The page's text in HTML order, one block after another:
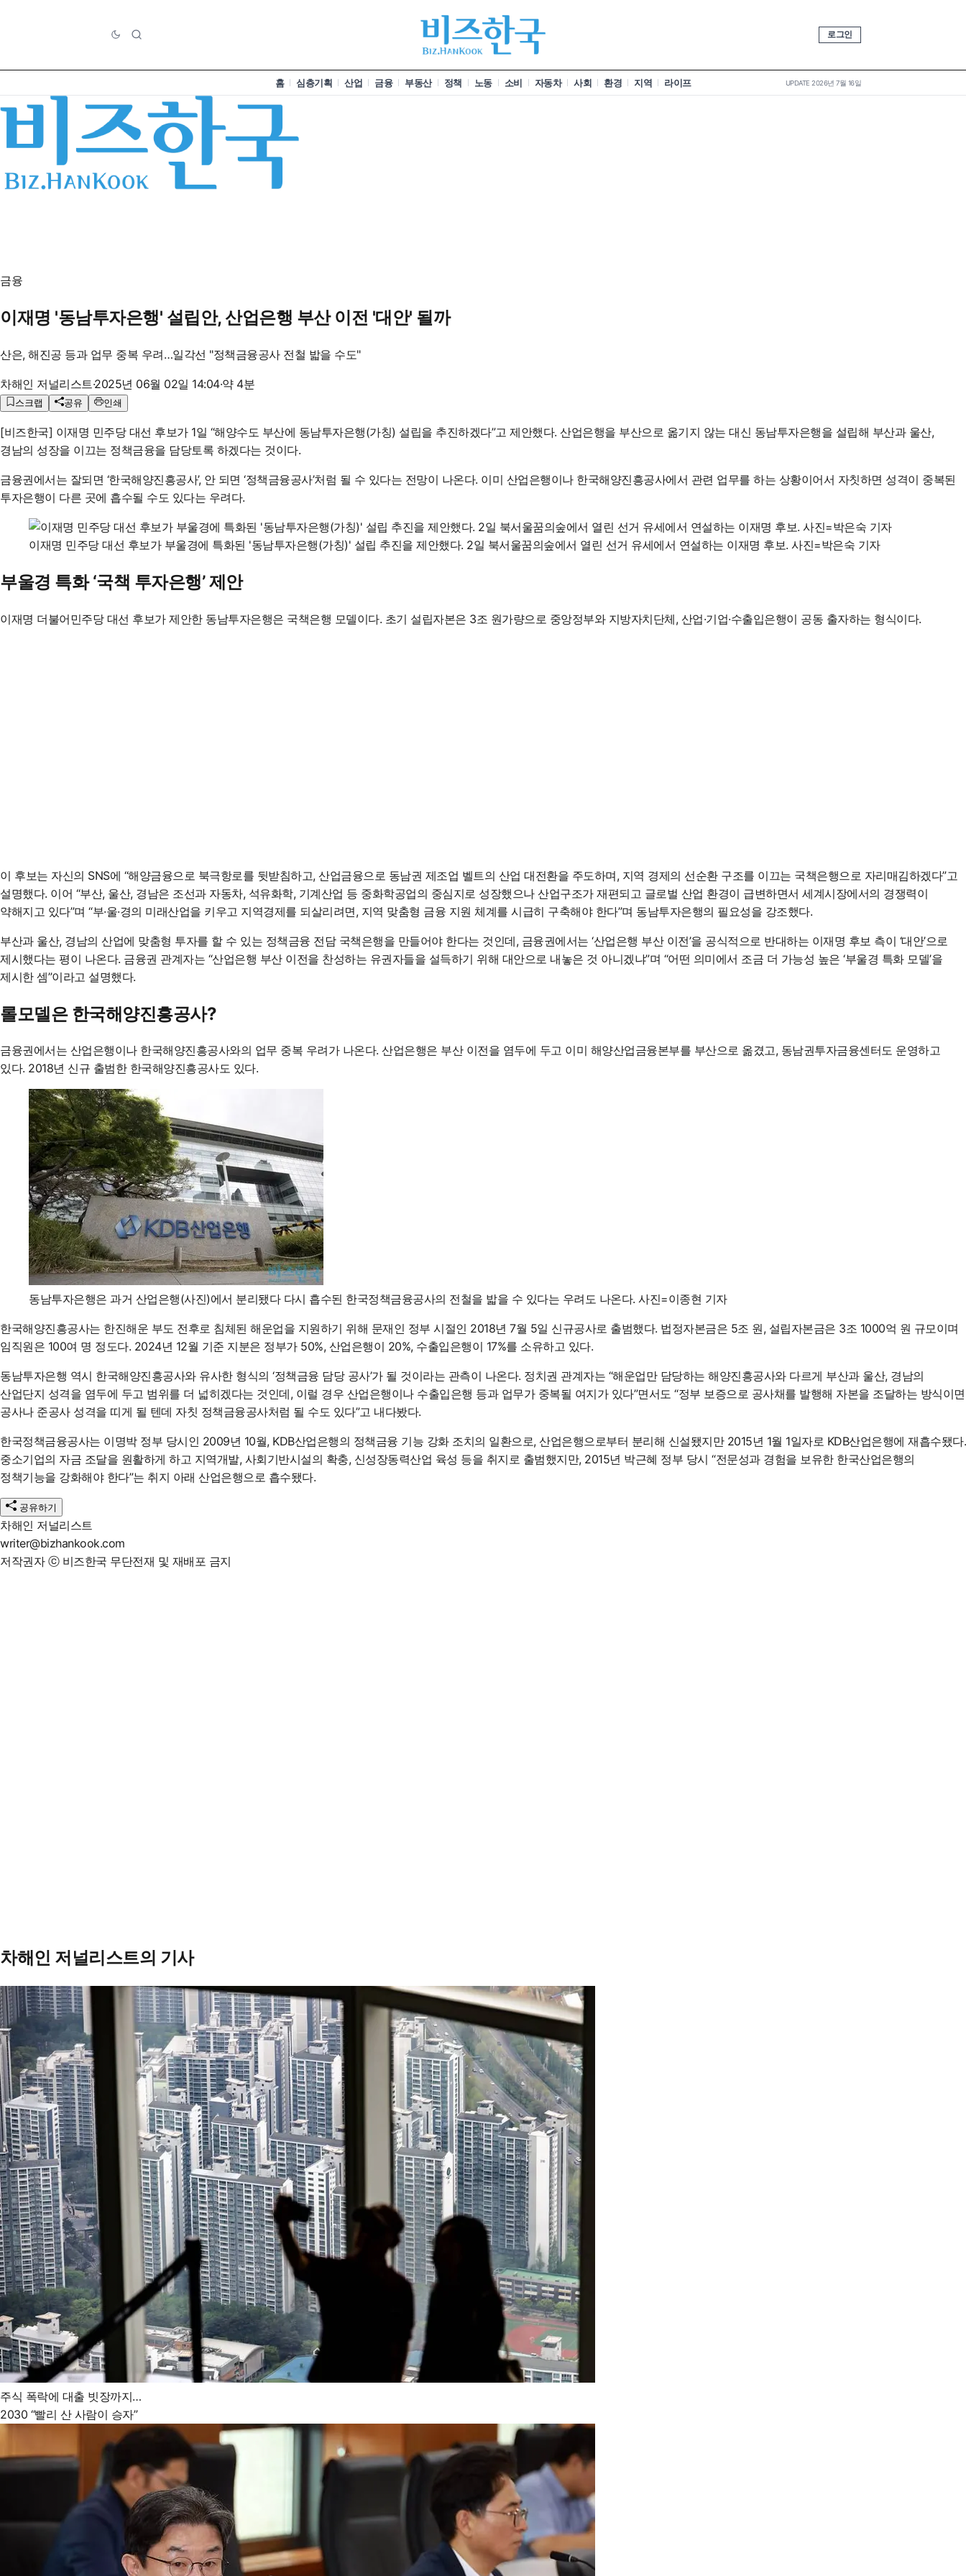
로그인
홈 심층기획 산업 금융 부동산 정책 노동 소비 자동차 사회 환경 지역 라이프 UPDATE 2026년 7월 16일
금융
이재명 '동남투자은행' 설립안, 산업은행 부산 이전 '대안' 될까
산은, 해진공 등과 업무 중복 우려…일각선 "정책금융공사 전철 밟을 수도"
차해인 저널리스트·2025년 06월 02일 14:04·약 4분
스크랩 공유 인쇄
[비즈한국] 이재명 민주당 대선 후보가 1일 “해양수도 부산에 동남투자은행(가칭) 설립을 추진하겠다”고 제안했다. 산업은행을 부산으로 옮기지 않는 대신 동남투자은행을 설립해 부산과 울산,
경남의 성장을 이끄는 정책금융을 담당토록 하겠다는 것이다.
금융권에서는 잘되면 ‘한국해양진흥공사’, 안 되면 ‘정책금융공사’처럼 될 수 있다는 전망이 나온다. 이미 산업은행이나 한국해양진흥공사에서 관련 업무를 하는 상황이어서 자칫하면 성격이 중복된
투자은행이 다른 곳에 흡수될 수도 있다는 우려다.
이재명 민주당 대선 후보가 부울경에 특화된 '동남투자은행(가칭)' 설립 추진을 제안했다. 2일 북서울꿈의숲에서 열린 선거 유세에서 연설하는 이재명 후보. 사진=박은숙 기자
부울경 특화 ‘국책 투자은행’ 제안
이재명 더불어민주당 대선 후보가 제안한 동남투자은행은 국책은행 모델이다. 초기 설립자본은 3조 원가량으로 중앙정부와 지방자치단체, 산업·기업·수출입은행이 공동 출자하는 형식이다.
이 후보는 자신의 SNS에 “해양금융으로 북극항로를 뒷받침하고, 산업금융으로 동남권 제조업 벨트의 산업 대전환을 주도하며, 지역 경제의 선순환 구조를 이끄는 국책은행으로 자리매김하겠다”고
설명했다. 이어 “부산, 울산, 경남은 조선과 자동차, 석유화학, 기계산업 등 중화학공업의 중심지로 성장했으나 산업구조가 재편되고 글로벌 산업 환경이 급변하면서 세계시장에서의 경쟁력이
약해지고 있다”며 “부·울·경의 미래산업을 키우고 지역경제를 되살리려면, 지역 맞춤형 금융 지원 체계를 시급히 구축해야 한다”며 동남투자은행의 필요성을 강조했다.
부산과 울산, 경남의 산업에 맞춤형 투자를 할 수 있는 정책금융 전담 국책은행을 만들어야 한다는 것인데, 금융권에서는 ‘산업은행 부산 이전’을 공식적으로 반대하는 이재명 후보 측이 ‘대안’으로
제시했다는 평이 나온다. 금융권 관계자는 “산업은행 부산 이전을 찬성하는 유권자들을 설득하기 위해 대안으로 내놓은 것 아니겠냐”며 “어떤 의미에서 조금 더 가능성 높은 ‘부울경 특화 모델’을
제시한 셈”이라고 설명했다.
롤모델은 한국해양진흥공사?
금융권에서는 산업은행이나 한국해양진흥공사와의 업무 중복 우려가 나온다. 산업은행은 부산 이전을 염두에 두고 이미 해양산업금융본부를 부산으로 옮겼고, 동남권투자금융센터도 운영하고
있다. 2018년 신규 출범한 한국해양진흥공사도 있다.
동남투자은행은 과거 산업은행(사진)에서 분리됐다 다시 흡수된 한국정책금융공사의 전철을 밟을 수 있다는 우려도 나온다. 사진=이종현 기자
한국해양진흥공사는 한진해운 부도 전후로 침체된 해운업을 지원하기 위해 문재인 정부 시절인 2018년 7월 5일 신규공사로 출범했다. 법정자본금은 5조 원, 설립자본금은 3조 1000억 원 규모이며
임직원은 100여 명 정도다. 2024년 12월 기준 지분은 정부가 50%, 산업은행이 20%, 수출입은행이 17%를 소유하고 있다.
동남투자은행 역시 한국해양진흥공사와 유사한 형식의 ‘정책금융 담당 공사’가 될 것이라는 관측이 나온다. 정치권 관계자는 “해운업만 담당하는 해양진흥공사와 다르게 부산과 울산, 경남의
산업단지 성격을 염두에 두고 범위를 더 넓히겠다는 것인데, 이럴 경우 산업은행이나 수출입은행 등과 업무가 중복될 여지가 있다”면서도 “정부 보증으로 공사채를 발행해 자본을 조달하는 방식이면
공사나 준공사 성격을 띠게 될 텐데 자칫 정책금융공사처럼 될 수도 있다”고 내다봤다.
한국정책금융공사는 이명박 정부 당시인 2009년 10월, KDB산업은행의 정책금융 기능 강화 조치의 일환으로, 산업은행으로부터 분리해 신설됐지만 2015년 1월 1일자로 KDB산업은행에 재흡수됐다.
중소기업의 자금 조달을 원활하게 하고 지역개발, 사회기반시설의 확충, 신성장동력산업 육성 등을 취지로 출범했지만, 2015년 박근혜 정부 당시 “전문성과 경험을 보유한 한국산업은행의
정책기능을 강화해야 한다”는 취지 아래 산업은행으로 흡수됐다.
공유하기
차해인 저널리스트
writer@bizhankook.com
저작권자 ⓒ 비즈한국 무단전재 및 재배포 금지
차해인 저널리스트의 기사
주식 폭락에 대출 빗장까지…
2030 “빨리 산 사람이 승자”